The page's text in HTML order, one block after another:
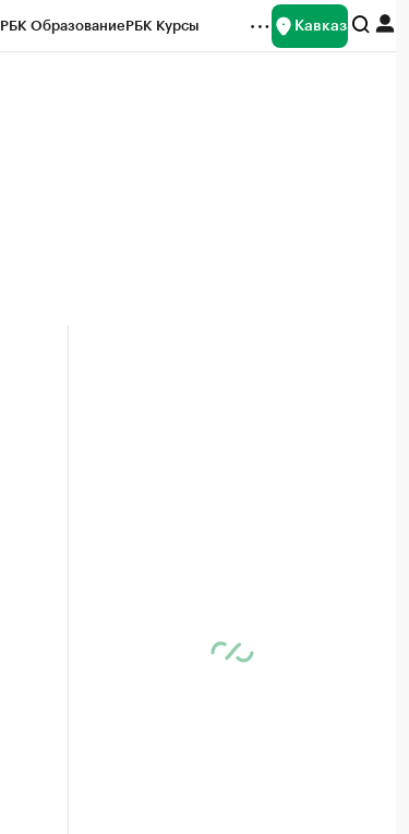
РБК ОбразованиеРБК Курсы Кавказ